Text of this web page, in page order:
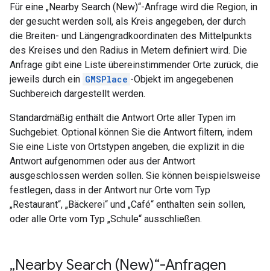
Für eine „Nearby Search (New)“-Anfrage wird die Region, in
der gesucht werden soll, als Kreis angegeben, der durch
die Breiten- und Längengradkoordinaten des Mittelpunkts
des Kreises und den Radius in Metern definiert wird. Die
Anfrage gibt eine Liste übereinstimmender Orte zurück, die
jeweils durch ein GMSPlace -Objekt im angegebenen
Suchbereich dargestellt werden.
Standardmäßig enthält die Antwort Orte aller Typen im
Suchgebiet. Optional können Sie die Antwort filtern, indem
Sie eine Liste von Ortstypen angeben, die explizit in die
Antwort aufgenommen oder aus der Antwort
ausgeschlossen werden sollen. Sie können beispielsweise
festlegen, dass in der Antwort nur Orte vom Typ
„Restaurant“, „Bäckerei“ und „Café“ enthalten sein sollen,
oder alle Orte vom Typ „Schule“ ausschließen.
„Nearby Search (New)“-Anfragen